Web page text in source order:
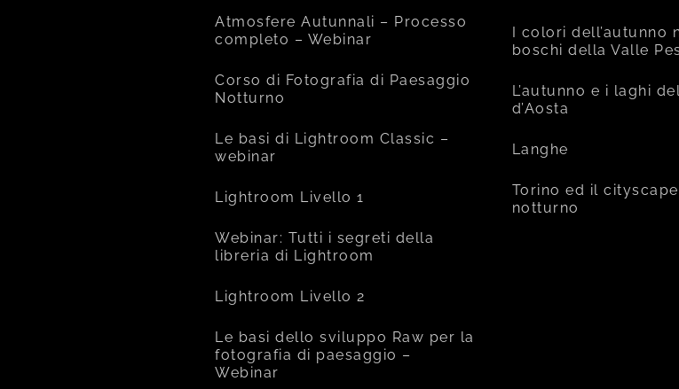
Atmosfere Autunnali – Processo
completo – Webinar
Corso di Fotografia di Paesaggio
Notturno
Le basi di Lightroom Classic –
webinar
Lightroom Livello 1
Webinar: Tutti i segreti della
libreria di Lightroom
Lightroom Livello 2
Le basi dello sviluppo Raw per la
fotografia di paesaggio –
Webinar
I colori dell’autunno
boschi della Valle
L’autunno e i laghi
d’Aosta
Langhe
Torino ed il cityscape
notturno